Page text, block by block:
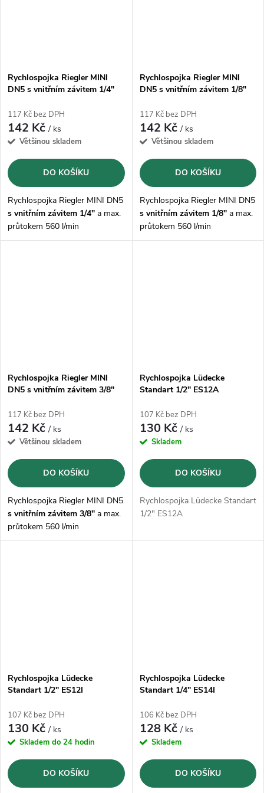
Rychlospojka Riegler MINI
DN5 s vnitřním závitem 1/4"
117 Kč bez DPH
142 Kč/ ks
Většinou skladem
DO KOŠÍKU
Rychlospojka Riegler MINI DN5
s vnitřním závitem 1/4" a max.
průtokem 560 l/min
Rychlospojka Riegler MINI
DN5 s vnitřním závitem 1/8"
117 Kč bez DPH
142 Kč/ ks
Většinou skladem
DO KOŠÍKU
Rychlospojka Riegler MINI DN5
s vnitřním závitem 1/8"a max.
průtokem 560 l/min
Rychlospojka Riegler MINI
DN5 s vnitřním závitem 3/8"
117 Kč bez DPH
142 Kč/ ks
Většinou skladem
DO KOŠÍKU
Rychlospojka Riegler MINI DN5
s vnitřním závitem 3/8" a max.
průtokem 560 l/min
Rychlospojka Lüdecke
Standart 1/2" ES12A
107 Kč bez DPH
130 Kč/ ks
Skladem
DO KOŠÍKU
Rychlospojka Lüdecke Standart
1/2" ES12A
Rychlospojka Lüdecke
Standart 1/2" ES12I
107 Kč bez DPH
130 Kč/ ks
Skladem do 24 hodin
DO KOŠÍKU
Rychlospojka Lüdecke
Standart 1/4" ES14I
106 Kč bez DPH
128 Kč/ ks
Skladem
DO KOŠÍKU